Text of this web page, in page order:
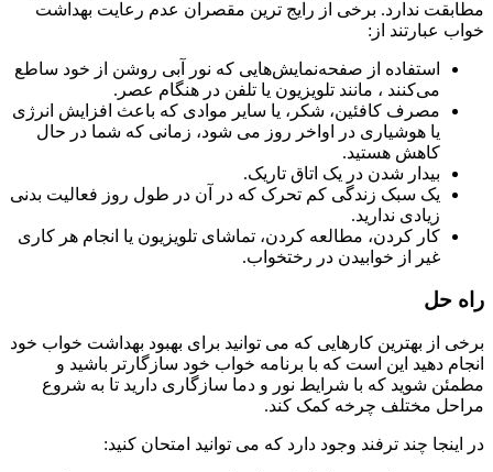
مطابقت ندارد. برخی از رایج ترین مقصران عدم رعایت بهداشت
خواب عبارتند از:
استفاده از صفحه‌نمایش‌هایی که نور آبی روشن از خود ساطع
می‌کنند ، مانند تلویزیون یا تلفن در هنگام عصر.
مصرف کافئین، شکر، یا سایر موادی که باعث افزایش انرژی
یا هوشیاری در اواخر روز می شود، زمانی که شما در حال
کاهش هستید.
بیدار شدن در یک اتاق تاریک.
یک سبک زندگی کم تحرک که در آن در طول روز فعالیت بدنی
زیادی ندارید.
کار کردن، مطالعه کردن، تماشای تلویزیون یا انجام هر کاری
غیر از خوابیدن در رختخواب.
راه حل
برخی از بهترین کارهایی که می توانید برای بهبود بهداشت خواب خود
انجام دهید این است که با برنامه خواب خود سازگارتر باشید و
مطمئن شوید که با شرایط نور و دما سازگاری دارید تا به شروع
مراحل مختلف چرخه کمک کند.
در اینجا چند ترفند وجود دارد که می توانید امتحان کنید: